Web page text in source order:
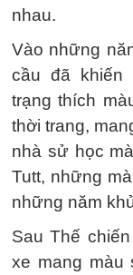
nhau.
Vào những
cầu đã khiến
trạng thích
thời trang,
nhà sử học
Tutt, những
những năm
Sau Thế
xe mang màu